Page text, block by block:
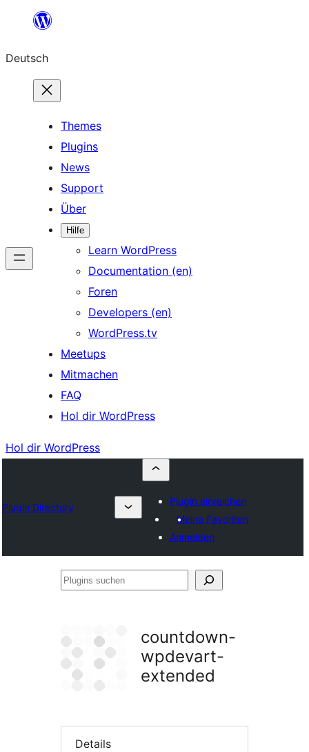
springen
Deutsch
Themes
Plugins
News
Support
Über
Hilfe
Learn WordPress
Documentation (en)
Foren
Developers (en)
WordPress.tv
Meetups
Mitmachen
FAQ
Hol dir WordPress
Hol dir WordPress
Plugin Directory
Plugin einreichen
Meine Favoriten
Anmelden
Plugins
countdown-
wpdevart-
extended
Details